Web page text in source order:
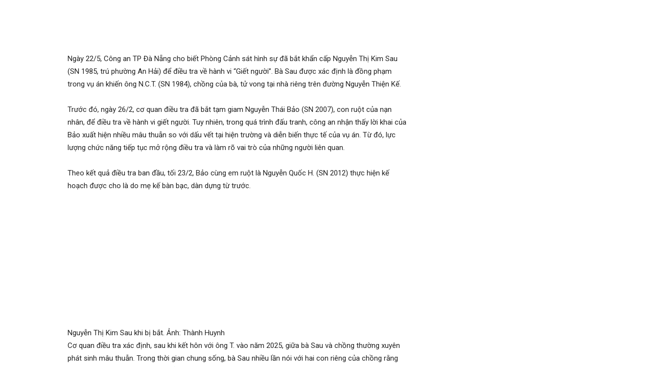
Ngày 22/5, Công an TP Đà Nẵng cho biết Phòng Cảnh sát hình sự đã bắt khẩn cấp Nguyễn Thị Kim Sau
(SN 1985, trú phường An Hải) để điều tra về hành vi “Giết người”. Bà Sau được xác định là đồng phạm
trong vụ án khiến ông N.C.T. (SN 1984), chồng của bà, tử vong tại nhà riêng trên đường Nguyễn Thiện Kế.
Trước đó, ngày 26/2, cơ quan điều tra đã bắt tạm giam Nguyễn Thái Bảo (SN 2007), con ruột của nạn
nhân, để điều tra về hành vi giết người. Tuy nhiên, trong quá trình đấu tranh, công an nhận thấy lời khai của
Bảo xuất hiện nhiều mâu thuẫn so với dấu vết tại hiện trường và diễn biến thực tế của vụ án. Từ đó, lực
lượng chức năng tiếp tục mở rộng điều tra và làm rõ vai trò của những người liên quan.
Theo kết quả điều tra ban đầu, tối 23/2, Bảo cùng em ruột là Nguyễn Quốc H. (SN 2012) thực hiện kế
hoạch được cho là do mẹ kế bàn bạc, dàn dựng từ trước.